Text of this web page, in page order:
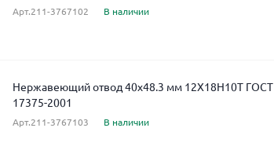
Арт.211-3767102 В наличии
Нержавеющий отвод 40x48.3 мм 12Х18Н10Т ГОСТ
17375-2001
Арт.211-3767103 В наличии